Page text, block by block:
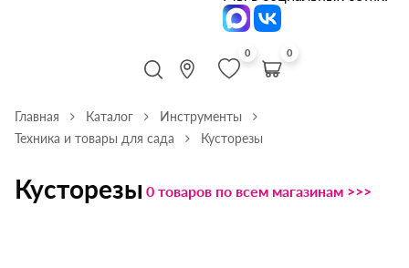
0 0
Главная Каталог
Инструменты
Техника и товары для сада
Кусторезы
Кусторезы 0 товаров по всем магазинам >>>